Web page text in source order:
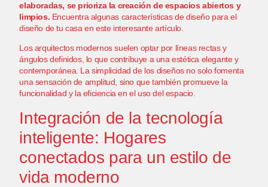
elaboradas, se prioriza la creación de espacios abiertos y
limpios. Encuentra algunas características de diseño para el
diseño de tu casa en este interesante artículo.
Los arquitectos modernos suelen optar por líneas rectas y
ángulos definidos, lo que contribuye a una estética elegante y
contemporánea. La simplicidad de los diseños no solo fomenta
una sensación de amplitud, sino que también promueve la
funcionalidad y la eficiencia en el uso del espacio.
Integración de la tecnología
inteligente: Hogares
conectados para un estilo de
vida moderno